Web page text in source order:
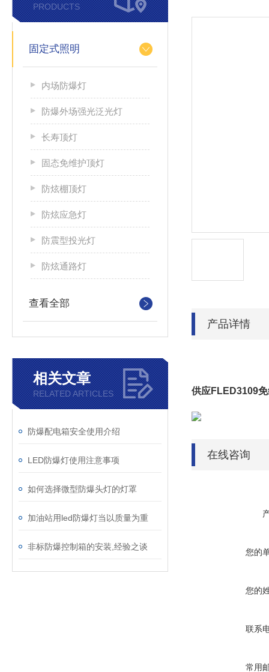
PRODUCTS
固定式照明
内场防爆灯
防爆外场强光泛光灯
长寿顶灯
固态免维护顶灯
防炫棚顶灯
防炫应急灯
防震型投光灯
防炫通路灯
查看全部
相关文章
RELATED ARTICLES
防爆配电箱安全使用介绍
LED防爆灯使用注意事项
如何选择微型防爆头灯的灯罩
加油站用led防爆灯当以质量为重
非标防爆控制箱的安装,经验之谈
产品详情
供应FLED3109
在线咨询
您的
您的
联系
常用